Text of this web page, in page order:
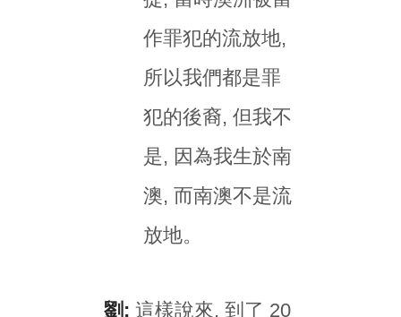
作罪犯的流放地,
所以我們都是罪
犯的後裔, 但我不
是, 因為我生於南
澳, 而南澳不是流
放地。
劉: 這樣說來, 到了 20